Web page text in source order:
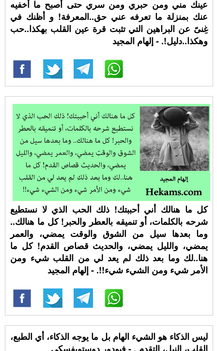
عينك مني ومن حبري ومن سري حتى أصبح ما أخفيه
عنك بمنزلة ما تعرفه عني حق..المعرفة! و أظنك في
غِنىً عن البراهين التي تثبت قرة عين القلب بهكذا..حب
وهكذا..دليل!. - إلهام المجيد
كل ما هنالك أني أحببتك! ذلك الحب الذي لا نستطيع
شرحه بالكلمات، أو تنميقه بالعطر والحبر! كل ما هنالك..
وما بعدها سيل من الشوق والوقت يمضي، والعمر
يمضي، والليل يمضي، والحديث قصاص القدم! كل ما
هنا..لك وما بعد ذلك لم يعد لي من القلب شيء ومن
الأمر شيء ومن الشيء شيء!!. - إلهام المجيد
ليس الذكاء هو الشيء الهام بل ما يوجه الذكاء، أي الطبع،